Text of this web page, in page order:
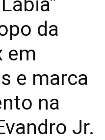
da
em
e marca
na
Jr.